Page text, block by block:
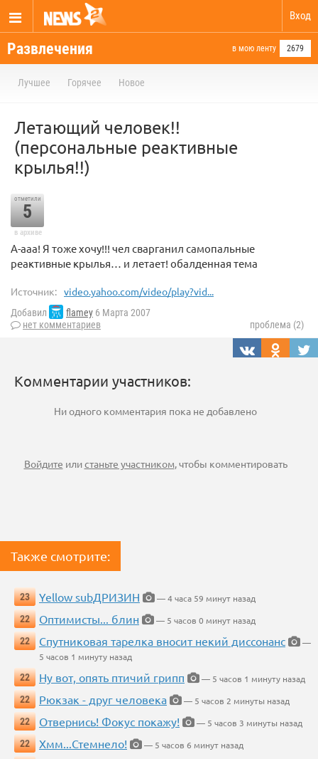
Вход
Развлечения в мою ленту 2679
Лучшее Горячее Новое
Летающий человек!!
(персональные реактивные
крылья!!)
отметили
5
в архиве
А-ааа! Я тоже хочу!!! чел сварганил самопальные
реактивные крылья… и летает! обалденная тема
Источник: video.yahoo.com/video/play?vid...
Добавил flamey 6 Марта 2007
нет комментариев
проблема (2)
Комментарии участников:
Ни одного комментария пока не добавлено
Войдите илистаньте участником, чтобы комментировать
Также смотрите:
23 Yellow subДРИЗИН
— 4 часа 59 минут назад
22
Оптимисты... блин
— 5 часов 0 минут назад
22
Спутниковая тарелка вносит некий диссонанс
—
5 часов 1 минуту назад
22
Ну вот, опять птичий грипп
— 5 часов 1 минуту назад
22
Рюкзак - друг человека
— 5 часов 2 минуты назад
22
Отвернись! Фокус покажу!
— 5 часов 3 минуты назад
22
Хмм...Стемнело!
— 5 часов 6 минут назад